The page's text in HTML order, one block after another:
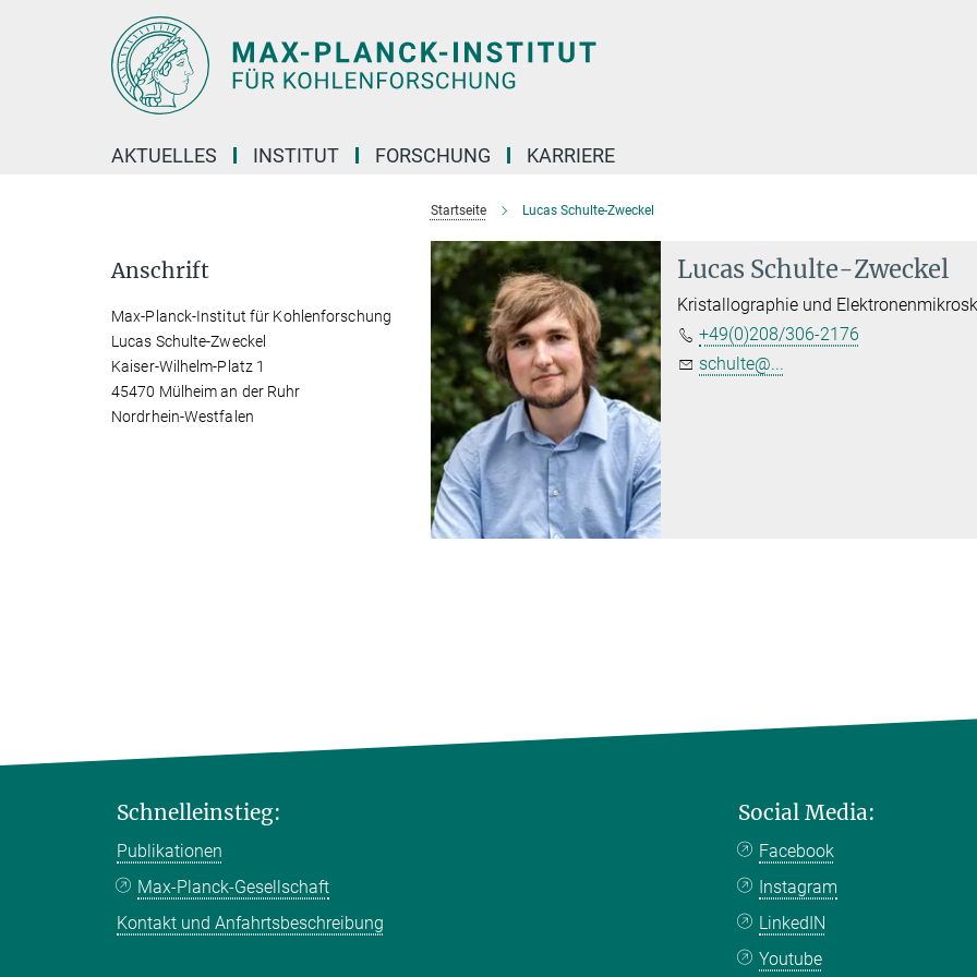
AKTUELLES INSTITUT FORSCHUNG KARRIERE
Startseite Lucas Schulte-Zweckel
Lucas Schulte-Zweckel
Kristallographie und
+49(0)208/306-2176
schulte@...
Anschrift
Max-Planck-Institut für Kohlenforschung
Lucas Schulte-Zweckel
Kaiser-Wilhelm-Platz 1
45470 Mülheim an der Ruhr
Nordrhein-Westfalen
Schnelleinstieg:
Publikationen
Max-Planck-Gesellschaft
Kontakt und Anfahrtsbeschreibung
Social Media:
Facebook
Instagram
LinkedIN
Youtube